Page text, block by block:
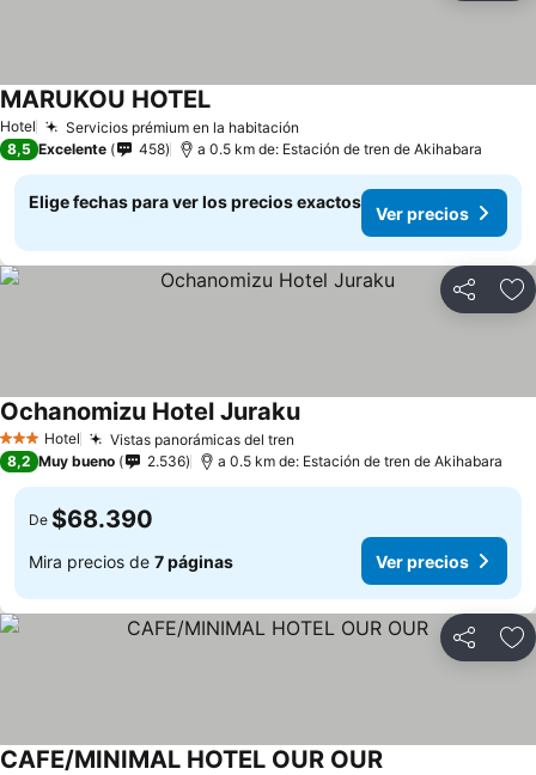
Hotel Servicios prémium en la habitación
MARUKOU HOTEL
8,5 Excelente 458 a 0.5 km de: Estación de tren de Akihabara
Elige fechas para ver los precios exactos
Ver precios
Compartir
3 Estrellas
Hotel Vistas panorámicas del tren
Ochanomizu Hotel Juraku
8,2 Muy bueno 2.536 a 0.5 km de: Estación de tren de Akihabara
De $68.390
Mira precios de 7 páginas Ver precios
Compartir
CAFE/MINIMAL HOTEL OUR OUR